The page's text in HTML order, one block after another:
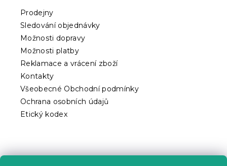
Prodejny
Sledování objednávky
Možnosti dopravy
Možnosti platby
Reklamace a vrácení zboží
Kontakty
Všeobecné Obchodní podmínky
Ochrana osobních údajů
Etický kodex